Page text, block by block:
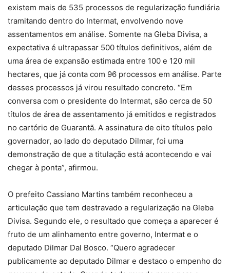
existem mais de 535 processos de regularização fundiária
tramitando dentro do Intermat, envolvendo nove
assentamentos em análise. Somente na Gleba Divisa, a
expectativa é ultrapassar 500 títulos definitivos, além de
uma área de expansão estimada entre 100 e 120 mil
hectares, que já conta com 96 processos em análise. Parte
desses processos já virou resultado concreto. “Em
conversa com o presidente do Intermat, são cerca de 50
títulos de área de assentamento já emitidos e registrados
no cartório de Guarantã. A assinatura de oito títulos pelo
governador, ao lado do deputado Dilmar, foi uma
demonstração de que a titulação está acontecendo e vai
chegar à ponta”, afirmou.
O prefeito Cassiano Martins também reconheceu a
articulação que tem destravado a regularização na Gleba
Divisa. Segundo ele, o resultado que começa a aparecer é
fruto de um alinhamento entre governo, Intermat e o
deputado Dilmar Dal Bosco. “Quero agradecer
publicamente ao deputado Dilmar e destaco o empenho do